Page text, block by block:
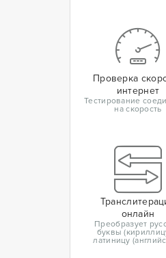
Проверка
интернет
Тестирование
на скорость
онлайн
Преобразует
буквы
латиницу